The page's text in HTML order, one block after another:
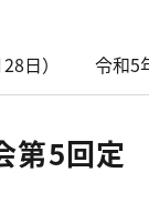
日） 令和5
第5回定